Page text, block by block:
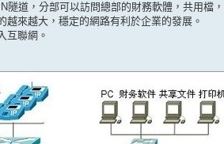
道，分部可以訪問總部的財務軟體，共用檔
來越大，穩定的網路有利於企業的發展。
聯網。